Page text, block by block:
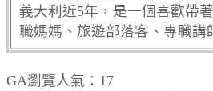
義大利近5年，是一個喜歡帶
職媽媽、旅遊部落客、專職講
GA瀏覽人氣：17